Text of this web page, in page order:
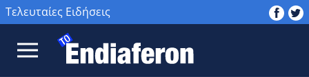
Τελευταίες Ειδήσεις